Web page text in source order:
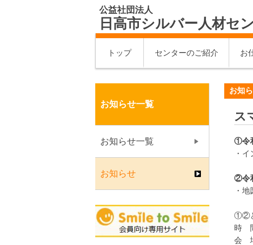
公益社団法人
日高市シルバー人材セ
トップ センターのご紹介 お
お知
ス
①令
・
②令
・
①②
時
会
お知らせ一覧
お知らせ一覧
お知らせ